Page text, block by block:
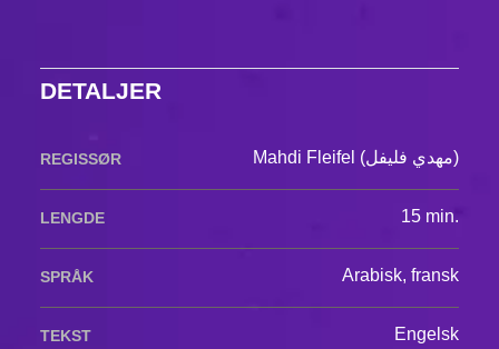
DETALJER
REGISSØR Mahdi Fleifel (مهدي فليفل)
LENGDE 15 min.
SPRÅK Arabisk, fransk
TEKST Engelsk